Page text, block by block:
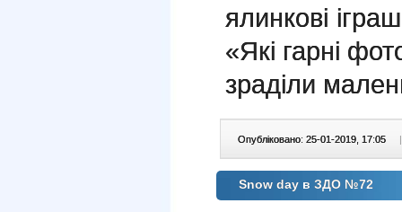
ялинкові
«Які гарні
зраділи
Опубліковано: 25-01-2019, 17:05 |
Snow day в ЗДО №72